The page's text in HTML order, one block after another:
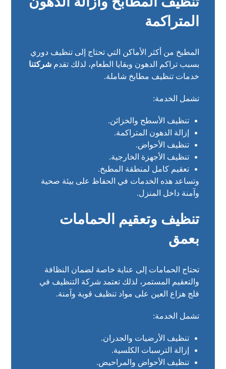
المتراكمة
المطبخ من أكثر الأماكن التي تحتاج إلى تنظيف دوري
بسبب تراكم الدهون وبقايا الطعام، لذلك تقدمشركتنا
خدمات تنظيف مطابخ شاملة.
تشمل الخدمة:
تنظيف الأسطح والخزائن.
إزالة الدهون المتراكمة.
تنظيف الأحواض.
تنظيف الأجهزة الخارجية.
تعقيم كامل لمنطقة المطبخ.
وتساعد هذه الخدمات في الحفاظ على بيئة صحية
وآمنة داخل المنزل.
تنظيف وتعقيم الحمامات
بعمق
تحتاج الحمامات إلى عناية خاصة لضمان النظافة
والتعقيم المستمر، لذلك تعتمد شركة التنظيف في
فلج هزاع العين على مواد تنظيف قوية وآمنة.
تشمل الخدمة:
تنظيف الأرضيات والجدران.
إزالة الترسبات الكلسية.
تنظيف الأحواض والمراحيض.